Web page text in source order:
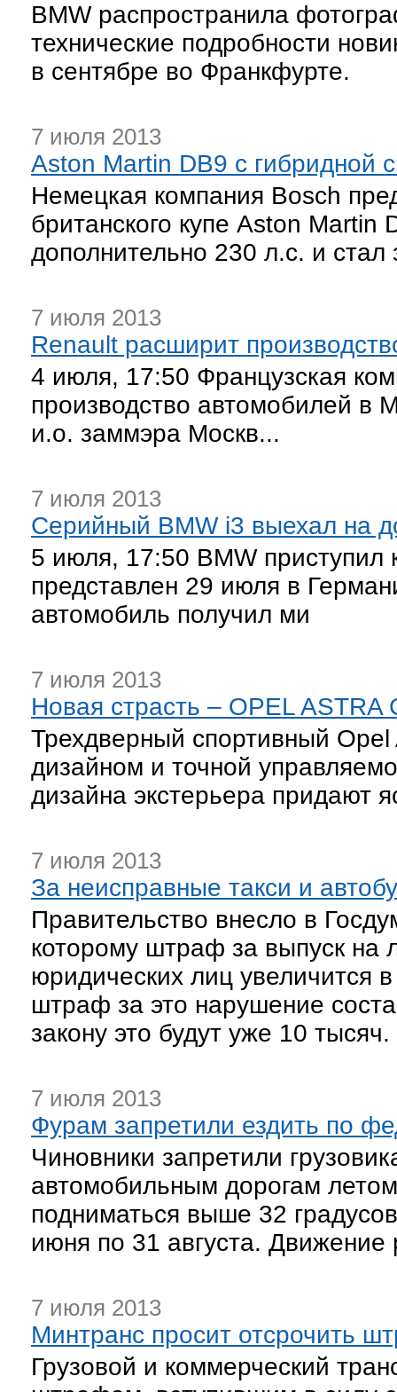
BMW распространила
технические подробности
в сентябре во Франкфурте.
7 июля 2013
Aston Martin DB9 с гибридной
Немецкая компания Bosch
британского купе Aston
дополнительно 230 л.с. и
7 июля 2013
Renault расширит
4 июля, 17:50 Французская
производство автомобилей в
и.о. заммэра Москв...
7 июля 2013
Серийный BMW i3 выехал на
5 июля, 17:50 BMW приступил
представлен 29 июля в
автомобиль получил ми
7 июля 2013
Новая страсть – OPEL ASTRA
Трехдверный спортивный
дизайном и точной
дизайна экстерьера придают
7 июля 2013
За неисправные такси и
Правительство внесло в
которому штраф за выпуск на
юридических лиц увеличится
штраф за это нарушение
закону это будут уже 10 тысяч.
7 июля 2013
Фурам запретили ездить по
Чиновники запретили
автомобильным дорогам
подниматься выше 32
июня по 31 августа.
7 июля 2013
Минтранс просит отсрочить
Грузовой и коммерческий